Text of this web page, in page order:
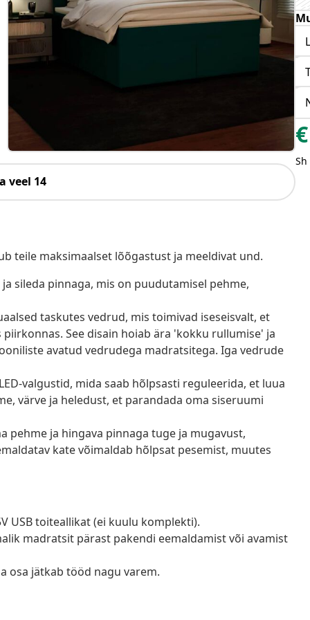
veel 14
teile maksimaalset lõõgastust ja meeldivat und.
sileda pinnaga, mis on puudutamisel pehme,
taskutes vedrud, mis toimivad iseseisvalt, et
See disain hoiab ära 'kokku rullumise' ja
avatud vedrudega madratsitega. Iga vedrude
valgustid, mida saab hõlpsasti reguleerida, et luua
värve ja heledust, et parandada oma siseruumi
ja hingava pinnaga tuge ja mugavust,
kate võimaldab hõlpsat pesemist, muutes
USB toiteallikat (ei kuulu komplekti).
madratsit pärast pakendi eemaldamist või avamist
osa jätkab tööd nagu varem.
€
Sh